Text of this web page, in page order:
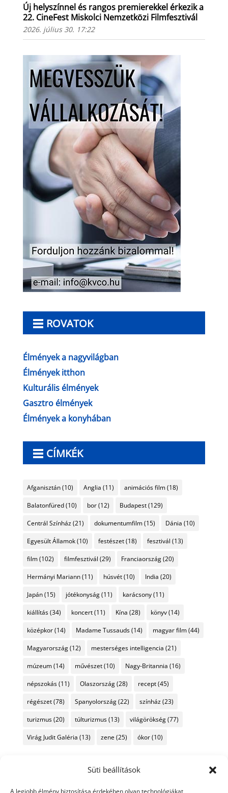
Süti beállítások
A legjobb élmény biztosítása érdekében olyan technológiákat
Új helyszínnel és rangos premierekkel érkezik a
22. CineFest Miskolci Nemzetközi Filmfesztivál
2026. július 30. 17:22
ROVATOK
Élmények a nagyvilágban
Élmények itthon
Kulturális élmények
Gasztro élmények
Élmények a konyhában
CÍMKÉK
Afganisztán(10) Anglia (11) animációs film(18)
Balatonfüred(10) bor(12) Budapest(129)
Centrál Színház(21) dokumentumfilm(15) Dánia (10)
Egyesült Államok(10) festészet(18) fesztivál (13)
film(102) filmfesztivál (29) Franciaország(20)
Hermányi Mariann(11) húsvét(10) India (20)
Japán(15) jótékonyság(11) karácsony(11)
kiállítás(34) koncert(11) Kína (28) könyv(14)
középkor(14) Madame Tussauds(14) magyar film(44)
Magyarország(12) mesterséges intelligencia (21)
múzeum(14) művészet(10) Nagy-Britannia (16)
népszokás(11) Olaszország(28) recept(45)
régészet(78) Spanyolország(22) színház(23)
turizmus(20) túlturizmus(13) világörökség(77)
Virág Judit Galéria (13) zene (25) ókor(10)